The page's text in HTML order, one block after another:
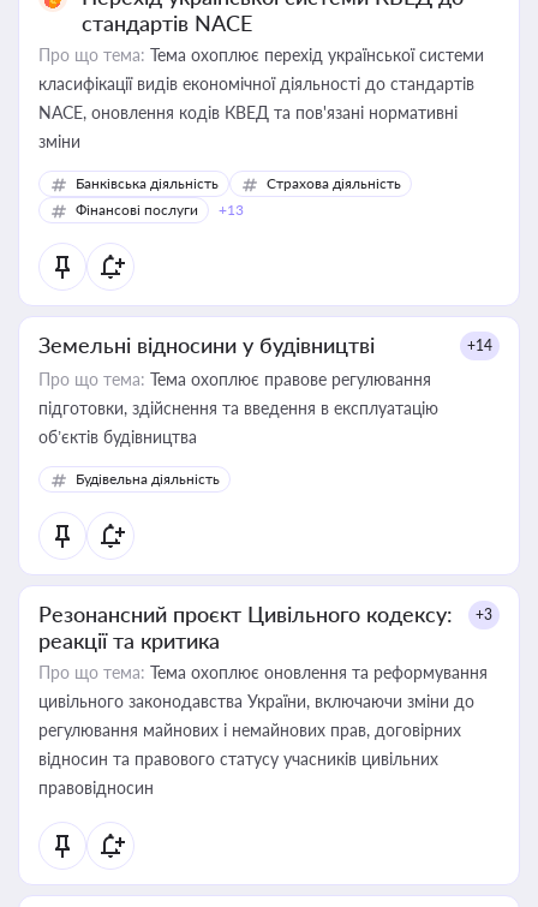
стандартів NACE
Про що тема: Тема охоплює перехід української системи
класифікації видів економічної діяльності до стандартів
NACE, оновлення кодів КВЕД та пов'язані нормативні
зміни
Банківська діяльність
Страхова діяльність
Фінансові послуги
+13
Земельні відносини у будівництві +14
Про що тема: Тема охоплює правове регулювання
підготовки, здійснення та введення в експлуатацію
об’єктів будівництва
Будівельна діяльність
Резонансний проєкт Цивільного кодексу:
реакції та критика
+3
Про що тема: Тема охоплює оновлення та реформування
цивільного законодавства України, включаючи зміни до
регулювання майнових і немайнових прав, договірних
відносин та правового статусу учасників цивільних
правовідносин